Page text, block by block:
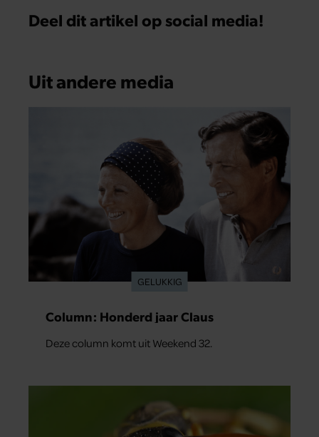
Deel dit artikel op social media!
Uit andere media
GELUKKIG
Column: Honderd jaar Claus
Deze column komt uit Weekend 32.